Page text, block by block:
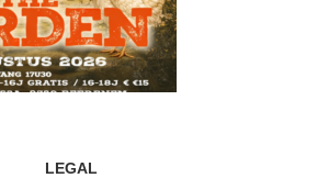
LEGAL